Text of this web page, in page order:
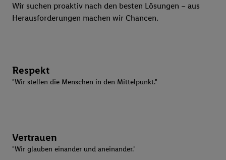
Wir suchen proaktiv nach den besten Lösungen – aus
Herausforderungen machen wir Chancen.
Respekt
"Wir stellen die Menschen in den Mittelpunkt."
Vertrauen
"Wir glauben einander und aneinander."